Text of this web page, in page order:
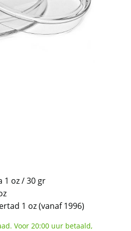
1 oz / 30 gr
1 oz (vanaf 1996)
Voor 20:00 uur betaald,